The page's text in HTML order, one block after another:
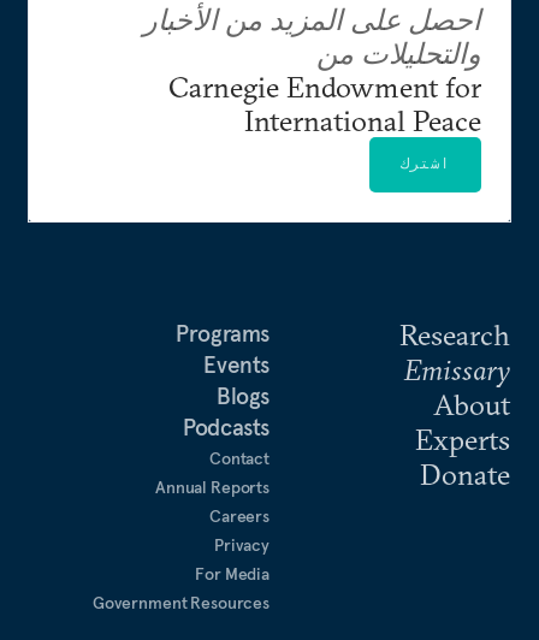
Research
Emissary
About
Experts
Donate
Programs
Events
Blogs
Podcasts
Contact
Annual Reports
Careers
Privacy
For Media
Government Resources
احصل على المزيد من الأخبار
والتحليلات من
Carnegie Endowment for
International Peace
اشترك